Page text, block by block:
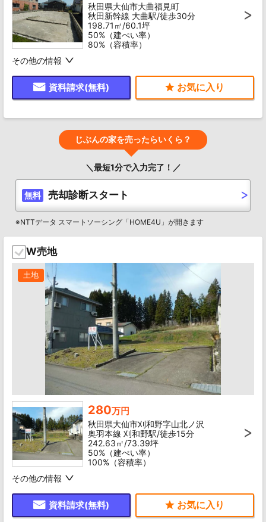
秋田県大仙市大曲福見町
秋田新幹線 大曲駅/徒歩30分
198.71㎡/60.1坪
50%（建ぺい率）
80%（容積率）
その他の情報
資料請求(無料)
じぶんの家を売ったらいくら？
＼最短1分で入力完了！／
無料 売却診断スタート
※NTTデータ スマートソーシング「HOME4U」が開きます
W売地
土地
280万円
秋田県大仙市刈和野字山北ノ沢
奥羽本線 刈和野駅/徒歩15分
242.63㎡/73.39坪
50%（建ぺい率）
100%（容積率）
その他の情報
資料請求(無料)